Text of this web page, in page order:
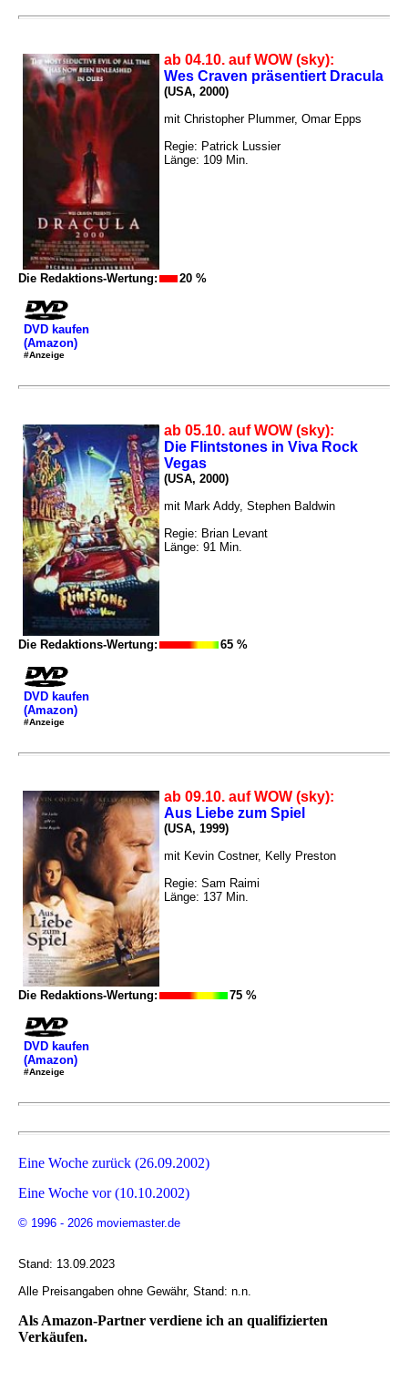
ab 04.10. auf WOW (sky):
Wes Craven präsentiert Dracula
(USA, 2000)
mit Christopher Plummer, Omar Epps
Regie: Patrick Lussier
Länge: 109 Min.
Die Redaktions-Wertung: 20 %
DVD kaufen
(Amazon)
#Anzeige
ab 05.10. auf WOW (sky):
Die Flintstones in Viva Rock
Vegas
(USA, 2000)
mit Mark Addy, Stephen Baldwin
Regie: Brian Levant
Länge: 91 Min.
Die Redaktions-Wertung: 65 %
DVD kaufen
(Amazon)
#Anzeige
ab 09.10. auf WOW (sky):
Aus Liebe zum Spiel
(USA, 1999)
mit Kevin Costner, Kelly Preston
Regie: Sam Raimi
Länge: 137 Min.
Die Redaktions-Wertung: 75 %
DVD kaufen
(Amazon)
#Anzeige
Eine Woche zurück (26.09.2002)
Eine Woche vor (10.10.2002)
© 1996 - 2026 moviemaster.de
Stand: 13.09.2023
Alle Preisangaben ohne Gewähr, Stand: n.n.
Als Amazon-Partner verdiene ich an qualifizierten
Verkäufen.